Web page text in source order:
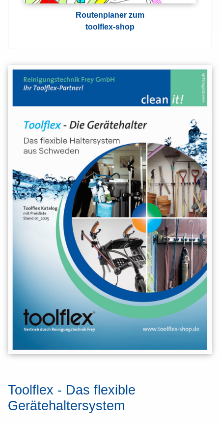
Routenplaner zum
toolflex-shop
Toolflex - Das flexible
Gerätehaltersystem